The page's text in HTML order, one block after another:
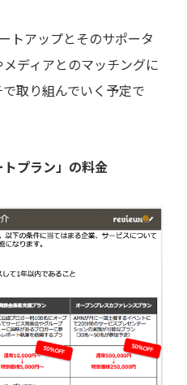
トアップとそのサポータ
ディアとのマッチングに
取り組んでいく予定で
プラン」の料金